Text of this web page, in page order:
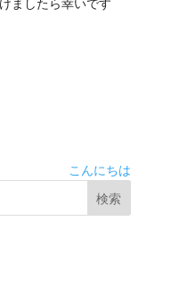
ましたら幸いです
こんにちは
検索